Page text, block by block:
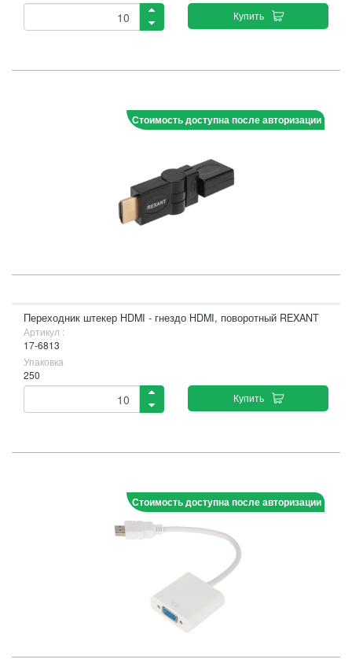
Купить
Стоимость доступна после авторизации
Переходник штекер HDMI - гнездо HDMI, поворотный REXANT
Артикул :
17-6813
Упаковка
250
Купить
Стоимость доступна после авторизации